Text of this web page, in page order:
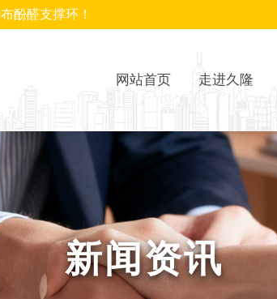
酚醛支撑环！
网站首页 走进久隆
新闻资讯